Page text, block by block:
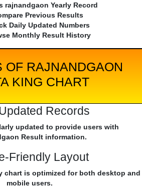
rajnandgaon Yearly Record
Previous Results
Daily Updated Numbers
Monthly Result History
OF RAJNANDGAON
KING CHART
Records
updated to provide users with
Result information.
Friendly Layout
chart is optimized for both desktop and
mobile users.